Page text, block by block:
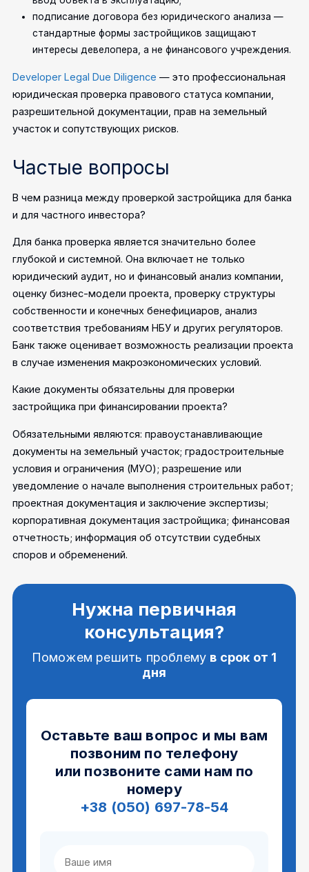
подписание договора без юридического анализа —
стандартные формы застройщиков защищают
интересы девелопера, а не финансового учреждения.
Developer Legal Due Diligence — это профессиональная
юридическая проверка правового статуса компании,
разрешительной документации, прав на земельный
участок и сопутствующих рисков.
Частые вопросы
В чем разница между проверкой застройщика для банка
и для частного инвестора?
Для банка проверка является значительно более
глубокой и системной. Она включает не только
юридический аудит, но и финансовый анализ компании,
оценку бизнес-модели проекта, проверку структуры
собственности и конечных бенефициаров, анализ
соответствия требованиям НБУ и других регуляторов.
Банк также оценивает возможность реализации проекта
в случае изменения макроэкономических условий.
Какие документы обязательны для проверки
застройщика при финансировании проекта?
Обязательными являются: правоустанавливающие
документы на земельный участок; градостроительные
условия и ограничения (МУО); разрешение или
уведомление о начале выполнения строительных работ;
проектная документация и заключение экспертизы;
корпоративная документация застройщика; финансовая
отчетность; информация об отсутствии судебных
споров и обременений.
Нужна первичная
консультация?
Поможем решить проблему в срок от 1
дня
Оставьте ваш вопрос и мы вам
позвоним по телефону
или позвоните сами нам по
номеру
+38 (050) 697-78-54